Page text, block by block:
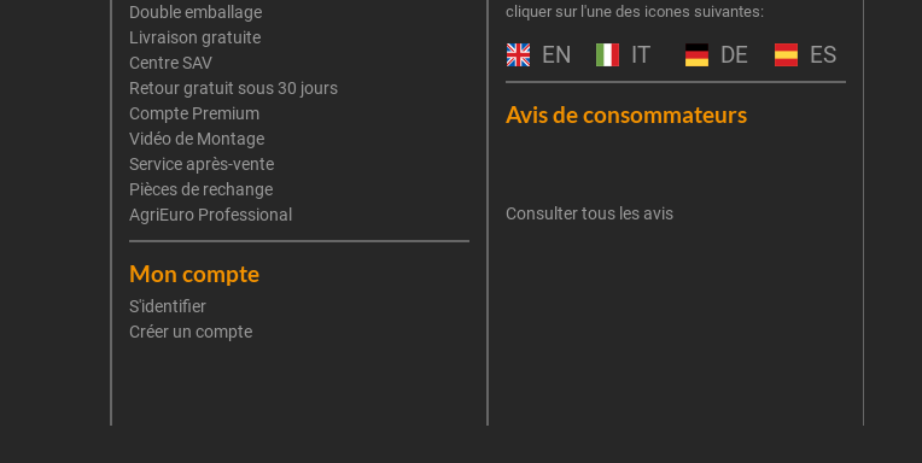
Double emballage
Livraison gratuite
Centre SAV
Retour gratuit sous 30 jours
Compte Premium
Vidéo de Montage
Service après-vente
Pièces de rechange
AgriEuro Professional
Mon compte
S'identifier
Créer un compte
cliquer sur l'une des icones suivantes:
EN IT DE ES
Avis de consommateurs
Consulter tous les avis